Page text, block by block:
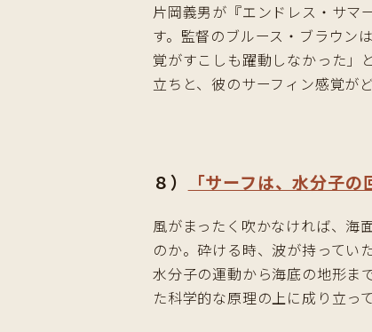
片岡義男が『エンドレス・サマ
す。監督のブルース・ブラウン
覚がすこしも躍動しなかった」
立ちと、彼のサーフィン感覚が
８） 「サーフは、水分子の
風がまったく吹かなければ、海
のか。砕ける時、波が持ってい
水分子の運動から海底の地形ま
た科学的な原理の上に成り立っ